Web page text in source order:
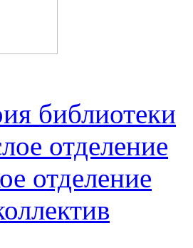
библиотеки
отделение
отделение